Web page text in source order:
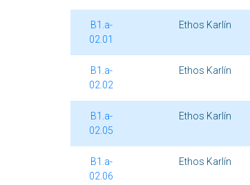
B1.a-
02.01
Ethos Karlín
B1.a-
02.02
Ethos Karlín
B1.a-
02.05
Ethos Karlín
B1.a-
02.06
Ethos Karlín